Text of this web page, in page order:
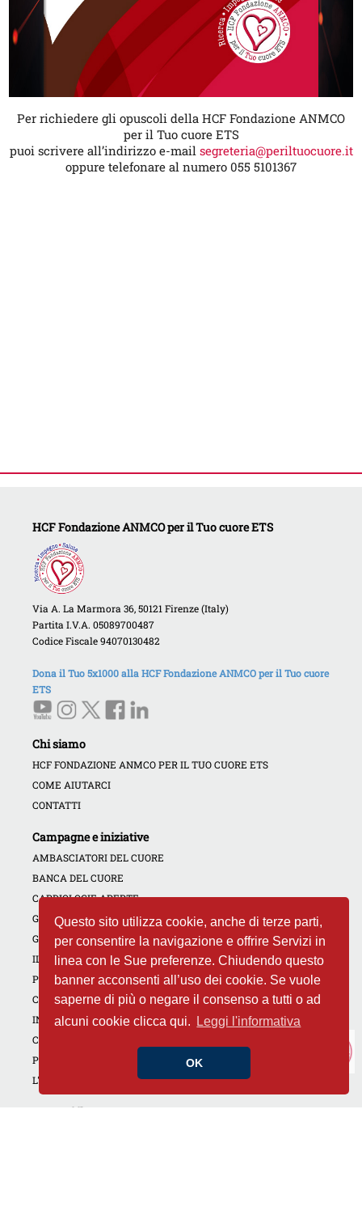
Questo sito utilizza cookie, anche di terze parti,
per consentire la navigazione e offrire Servizi in
linea con le Sue preferenze. Chiudendo questo
banner acconsenti all’uso dei cookie. Se vuole
saperne di più o negare il consenso a tutti o ad
alcuni cookie clicca qui.
Leggi l'informativa
OK
Per richiedere gli opuscoli della HCF Fondazione ANMCO
per il Tuo cuore ETS
puoi scrivere all’indirizzo e-mail segreteria@periltuocuore.it
oppure telefonare al numero 055 5101367
HCF Fondazione ANMCO per il Tuo cuore ETS
Via A. La Marmora 36, 50121 Firenze (Italy)
Partita I.V.A. 05089700487
Codice Fiscale 94070130482
Dona il Tuo 5x1000 alla HCF Fondazione ANMCO per il Tuo cuore
ETS
Chi siamo
HCF FONDAZIONE ANMCO PER IL TUO CUORE ETS
COME AIUTARCI
CONTATTI
Campagne e iniziative
AMBASCIATORI DEL CUORE
BANCA DEL CUORE
CARDIOLOGIE APERTE
GIORNATE DEDICATE
GOLF4HEART
IL CUORE DI TUTTI
PREVENZIONE PER IL TROMBOEMBOLISMO VENOSO
CAMPAGNA NON DIMENTICARE IL TUO CUORE
INIZIATIVE REGIONALI
CORSI RCP
PROGETTI PER LA SCUOLA
L'ESPERTO RISPONDE
Conosci il Tuo cuore